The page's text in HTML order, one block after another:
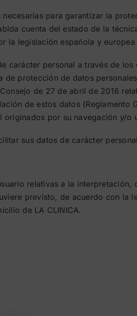
para garantizar la
cuenta del estado de la
legislación española y
carácter personal a través de
protección de datos
de 27 de abril de 2016
de estos datos (Reglamento
por su navegación y/o
sus datos de carácter
relativas a la
previsto, de acuerdo con la
de LA CLINICA.